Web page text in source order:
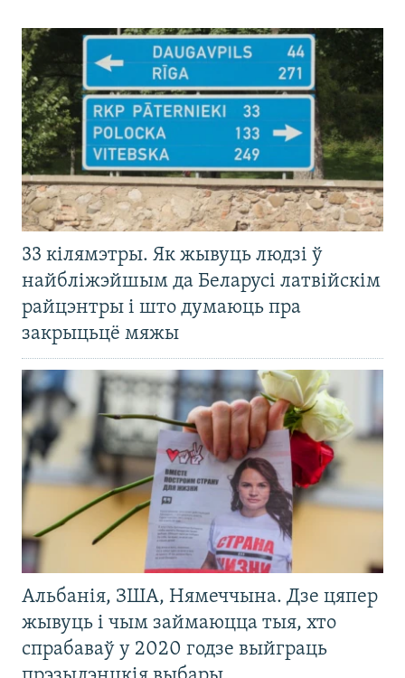
33 кілямэтры. Як жывуць людзі ў
найбліжэйшым да Беларусі латвійскім
райцэнтры і што думаюць пра
закрыцьцё мяжы
Альбанія, ЗША, Нямеччына. Дзе цяпер
жывуць і чым займаюцца тыя, хто
спрабаваў у 2020 годзе выйграць